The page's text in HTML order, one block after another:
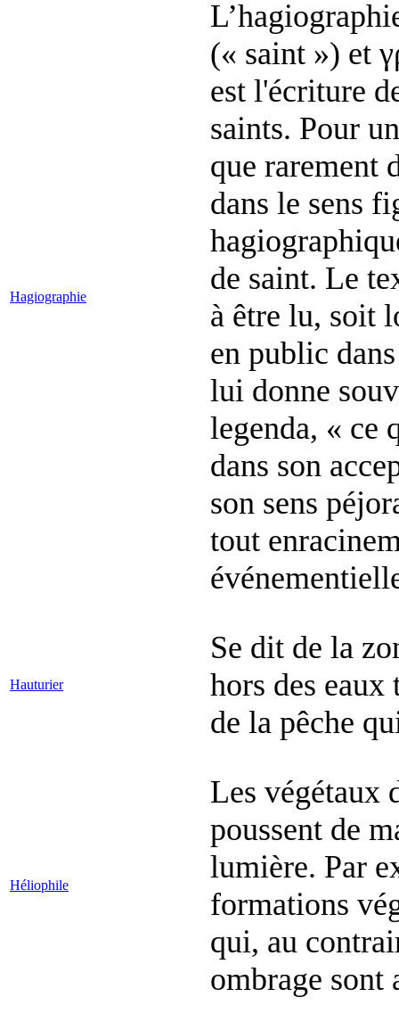
Hagiographie
(« saint ») et
est l'écriture
saints. Pour
que rarement
dans le sens
de saint. Le
à être lu, soit
en public
lui donne
legenda, « ce
dans son
son sens
tout
Hauturier
Se dit de la
hors des
de la pêche
Héliophile
Les végétaux
poussent de
lumière. Par
formations
qui, au
ombrage sont